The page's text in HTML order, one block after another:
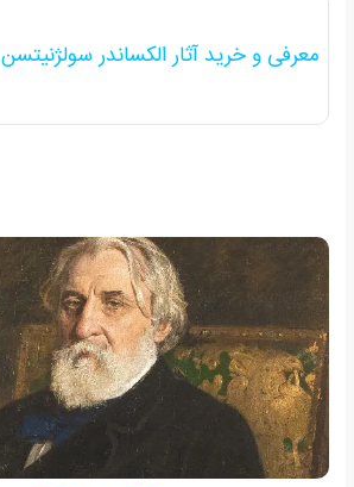
معرفی و خرید آثار الکساندر سولژنیتسن